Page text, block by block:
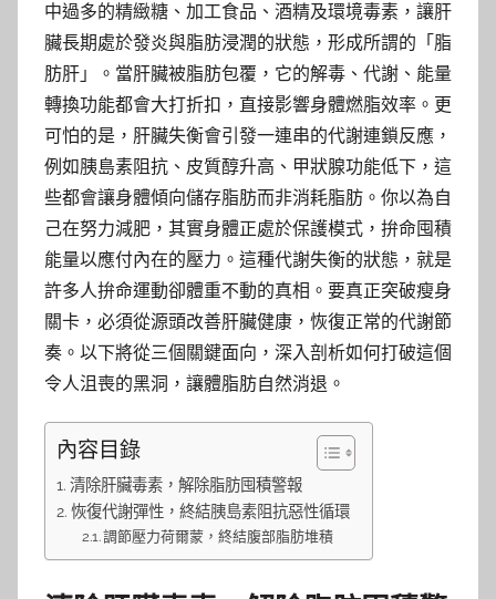
中過多的精緻糖、加工食品、酒精及環境毒素，讓肝
臟長期處於發炎與脂肪浸潤的狀態，形成所謂的「脂
肪肝」。當肝臟被脂肪包覆，它的解毒、代謝、能量
轉換功能都會大打折扣，直接影響身體燃脂效率。更
可怕的是，肝臟失衡會引發一連串的代謝連鎖反應，
例如胰島素阻抗、皮質醇升高、甲狀腺功能低下，這
些都會讓身體傾向儲存脂肪而非消耗脂肪。你以為自
己在努力減肥，其實身體正處於保護模式，拚命囤積
能量以應付內在的壓力。這種代謝失衡的狀態，就是
許多人拚命運動卻體重不動的真相。要真正突破瘦身
關卡，必須從源頭改善肝臟健康，恢復正常的代謝節
奏。以下將從三個關鍵面向，深入剖析如何打破這個
令人沮喪的黑洞，讓體脂肪自然消退。
內容目錄
清除肝臟毒素，解除脂肪囤積警報
恢復代謝彈性，終結胰島素阻抗惡性循環
調節壓力荷爾蒙，終結腹部脂肪堆積